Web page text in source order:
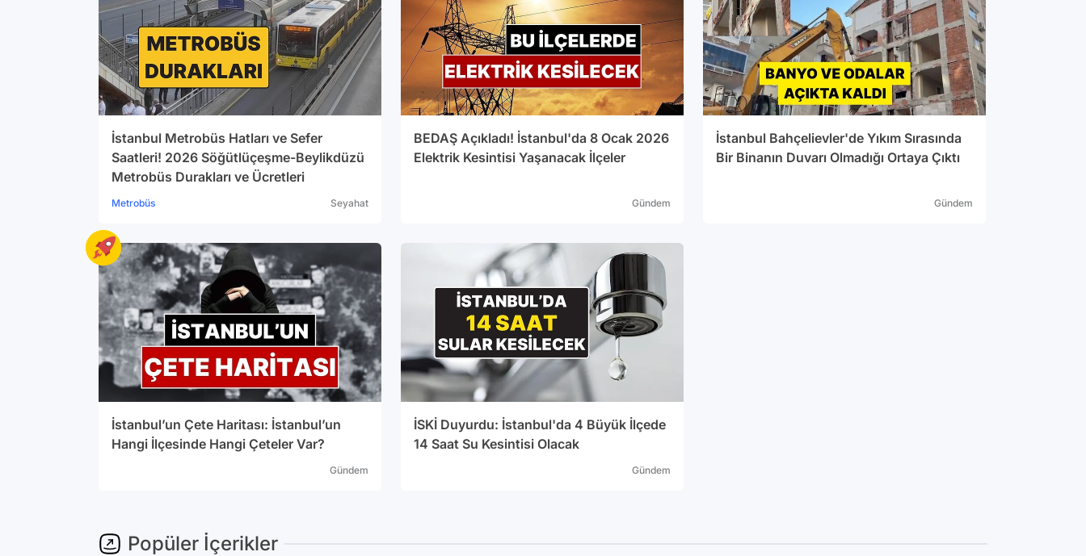
İstanbul Metrobüs Hatları ve Sefer
Saatleri! 2026 Söğütlüçeşme-Beylikdüzü
Metrobüs Durakları ve Ücretleri
Metrobüs Seyahat
BEDAŞ Açıkladı! İstanbul'da 8 Ocak 2026
Elektrik Kesintisi Yaşanacak İlçeler
Gündem
İstanbul Bahçelievler'de Yıkım Sırasında
Bir Binanın Duvarı Olmadığı Ortaya Çıktı
Gündem
İstanbul’un Çete Haritası: İstanbul’un
Hangi İlçesinde Hangi Çeteler Var?
Gündem
İSKİ Duyurdu: İstanbul'da 4 Büyük İlçede
14 Saat Su Kesintisi Olacak
Gündem
Popüler İçerikler